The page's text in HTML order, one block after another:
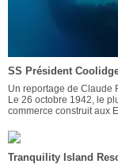
SS Président
Un reportage de Claude
Le 26 octobre 1942, le
commerce construit aux
Tranquility Island